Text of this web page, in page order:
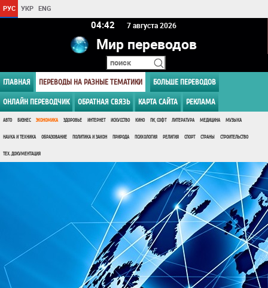
РУС УКР ENG
04 42 7 августа 2026
Мир переводов
ГЛАВНАЯ ПЕРЕВОДЫ НА РАЗНЫЕ ТЕМАТИКИ БОЛЬШЕ ПЕРЕВОДОВ
ОНЛАЙН ПЕРЕВОДЧИК ОБРАТНАЯ СВЯЗЬ КАРТА САЙТА РЕКЛАМА
АВТО БИЗНЕС ЭКОНОМИКА ЗДОРОВЬЕ ИНТЕРНЕТ ИСКУССТВО КИНО ПК, СОФТ ЛИТЕРАТУРА МЕДИЦИНА МУЗЫКА
НАУКА И ТЕХНИКА ОБРАЗОВАНИЕ ПОЛИТИКА И ЗАКОН ПРИРОДА ПСИХОЛОГИЯ РЕЛИГИЯ СПОРТ СТРАНЫ СТРОИТЕЛЬСТВО
ТЕХ. ДОКУМЕНТАЦИЯ